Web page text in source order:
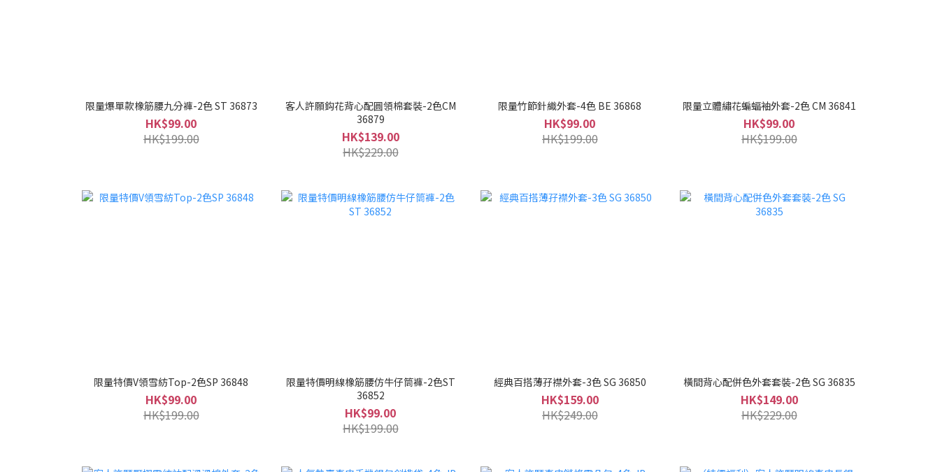
限量爆單款橡筋腰九分褲-2色 ST 36873
HK$99.00
HK$199.00
客人許願鈎花背心配圓領棉套裝-2色CM
36879
HK$139.00
HK$229.00
限量竹節針織外套-4色 BE 36868
HK$99.00
HK$199.00
限量立體繡花蝙蝠袖外套-2色 CM 36841
HK$99.00
HK$199.00
限量特價V領雪紡Top-2色SP 36848
HK$99.00
HK$199.00
限量特價明線橡筋腰仿牛仔筒褲-2色ST
36852
HK$99.00
HK$199.00
經典百搭薄孖襟外套-3色 SG 36850
HK$159.00
HK$249.00
橫間背心配併色外套套裝-2色 SG 36835
HK$149.00
HK$229.00